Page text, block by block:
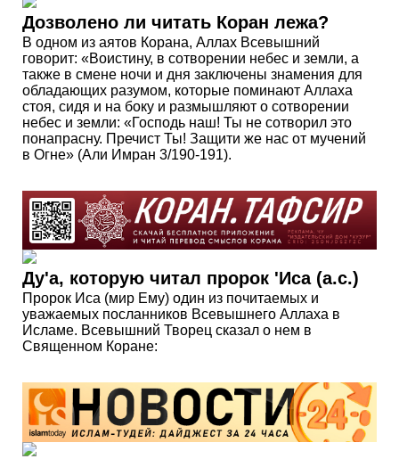
Дозволено ли читать Коран лежа?
В одном из аятов Корана, Аллах Всевышний
говорит: «Воистину, в сотворении небес и земли, а
также в смене ночи и дня заключены знамения для
обладающих разумом, которые поминают Аллаха
стоя, сидя и на боку и размышляют о сотворении
небес и земли: «Господь наш! Ты не сотворил это
понапрасну. Пречист Ты! Защити же нас от мучений
в Огне» (Али Имран 3/190-191).
Ду'а, которую читал пророк 'Иса (а.с.)
Пророк Иса (мир Ему) один из почитаемых и
уважаемых посланников Всевышнего Аллаха в
Исламе. Всевышний Творец сказал о нем в
Священном Коране: